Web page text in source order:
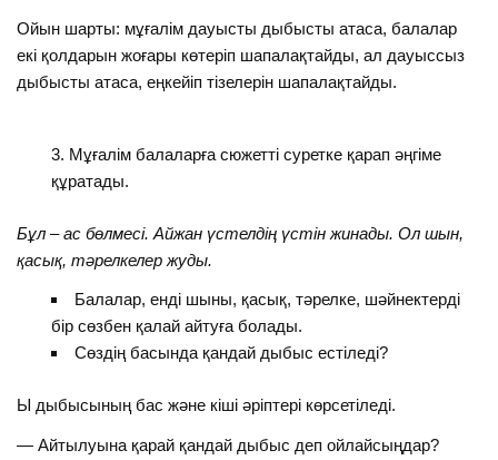
Ойын шарты: мұғалім дауысты дыбысты атаса, балалар
екі қолдарын жоғары көтеріп шапалақтайды, ал дауыссыз
дыбысты атаса, еңкейіп тізелерін шапалақтайды.
Мұғалім балаларға сюжетті суретке қарап әңгіме
құратады.
Бұл – ас бөлмесі. Айжан үстелдің үстін жинады. Ол шын,
қасық, тәрелкелер жуды.
Балалар, енді шыны, қасық, тәрелке, шәйнектерді
бір сөзбен қалай айтуға болады.
Сөздің басында қандай дыбыс естіледі?
Ы дыбысының бас және кіші әріптері көрсетіледі.
— Айтылуына қарай қандай дыбыс деп ойлайсыңдар?